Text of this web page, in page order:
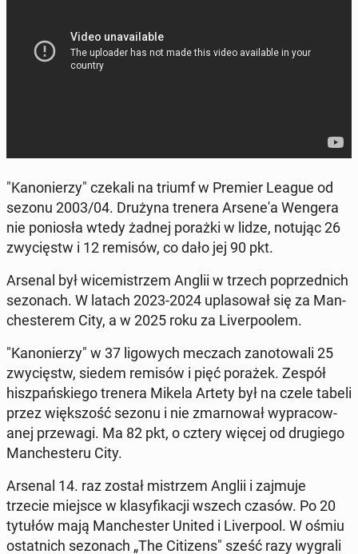
"Kanon­ierzy" czekali na triumf w Premier League od
sezonu 2003/04. Drużyna trenera Ar­sene'a Wengera
nie poniosła wtedy żadnej porażki w lidze, notując 26
zwycięstw i 12 remisów, co dało jej 90 pkt.
Arsenal był wicemistrzem Anglii w trzech poprzed­nich
se­zonach. W latach 2023-2024 up­la­sował się za Man­
ches­terem City, a w 2025 roku za Liv­er­poolem.
"Kanon­ierzy" w 37 ligowych meczach zan­otowali 25
zwycięstw, siedem remisów i pięć porażek. Zespół
hisz­pańskiego trenera Mikela Artety był na czele tabeli
przez więk­szość sezonu i nie zmarnował wypra­cow­
anej przewa­gi. Ma 82 pkt, o cztery więcej od drugiego
Man­ches­teru City.
Arsenal 14. raz został mis­trzem Anglii i zajmuje
trzecie miejsce w klasy­fikacji wszech czasów. Po 20
tytułów mają Man­ches­ter United i Liv­er­pool. W ośmiu
os­tat­nich se­zonach „The Cit­i­zens" sześć razy wygrali